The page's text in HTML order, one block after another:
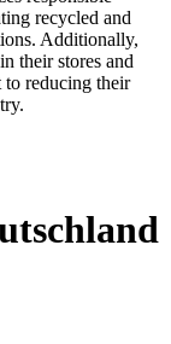
recycled and
Additionally,
their stores and
to reducing their